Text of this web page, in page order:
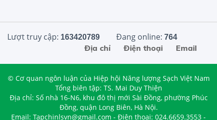
Lượt truy cập: 163420789 Đang online: 764
Email
Điện thoại
Địa chỉ
© Cơ quan ngôn luận của Hiệp hội Năng lượng Sạch Việt Nam
Tổng biên tập: TS. Mai Duy Thiện
Địa chỉ: Số nhà 16-N6, khu đô thị mới Sài Đồng, phường Phúc
Đồng, quận Long Biên, Hà Nội.
Email: Tapchinlsvn@gmail.com - Điện thoại: 024.6659.3553 -